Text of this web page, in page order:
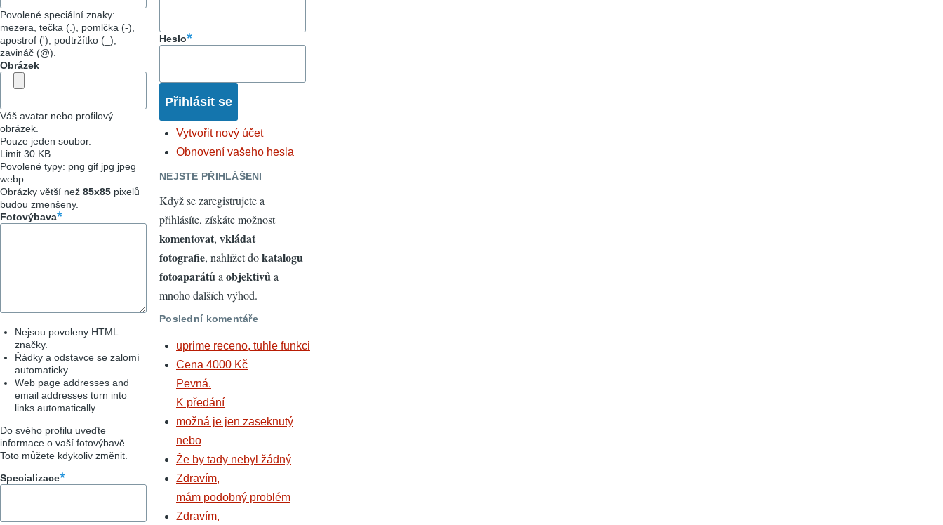
Povolené speciální znaky:
mezera, tečka (.), pomlčka (-),
apostrof ('), podtržítko (_),
zavináč (@).
Obrázek
Váš avatar nebo profilový
obrázek.
Pouze jeden soubor.
Limit 30 KB.
Povolené typy: png gif jpg jpeg
webp.
Obrázky větší než 85x85 pixelů
budou zmenšeny.
Fotovýbava
Nejsou povoleny HTML
značky.
Řádky a odstavce se zalomí
automaticky.
Web page addresses and
email addresses turn into
links automatically.
Do svého profilu uveďte
informace o vaší fotovýbavě.
Toto můžete kdykoliv změnit.
Specializace
Heslo
Vytvořit nový účet
Obnovení vašeho hesla
NEJSTE PŘIHLÁŠENI
Když se zaregistrujete a
přihlásíte, získáte možnost
komentovat, vkládat
fotografie, nahlížet dokatalogu
fotoaparátůa objektivůa
mnoho dalších výhod.
Poslední komentáře
uprime receno, tuhle funkci
Cena 4000 Kč
Pevná.
K předání
možná je jen zaseknutý
nebo
Že by tady nebyl žádný
Zdravím,
mám podobný problém
Zdravím,